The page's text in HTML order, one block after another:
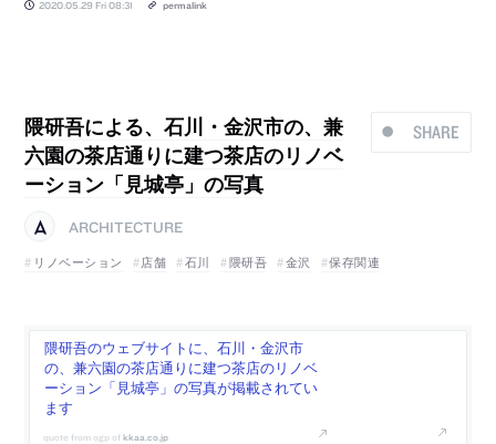
2020.05.29 Fri 08:31 permalink
SHARE
隈研吾による、石川・金沢市の、兼
六園の茶店通りに建つ茶店のリノベ
ーション「見城亭」の写真
ARCHITECTURE
リノベーション
店舗 石川 隈研吾 金沢 保存関連
隈研吾のウェブサイトに、石川・金沢市
の、兼六園の茶店通りに建つ茶店のリノベ
ーション「見城亭」の写真が掲載されてい
ます
kkaa.co.jp